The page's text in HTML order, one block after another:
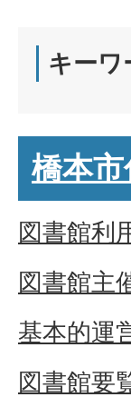
キーワ
橋本
図書館利
図書館主
基本的運
図書館要